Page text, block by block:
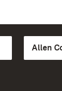
Allen